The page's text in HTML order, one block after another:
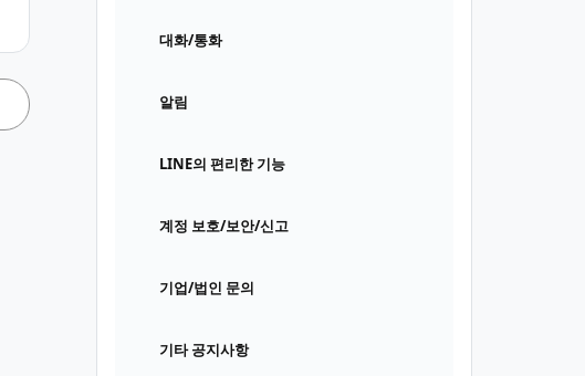
대화/통화
알림
LINE의 편리한 기능
계정 보호/보안/신고
기업/법인 문의
기타 공지사항